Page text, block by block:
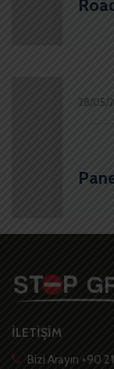
28/05/
İLETİŞİM
Bizi Arayın +90